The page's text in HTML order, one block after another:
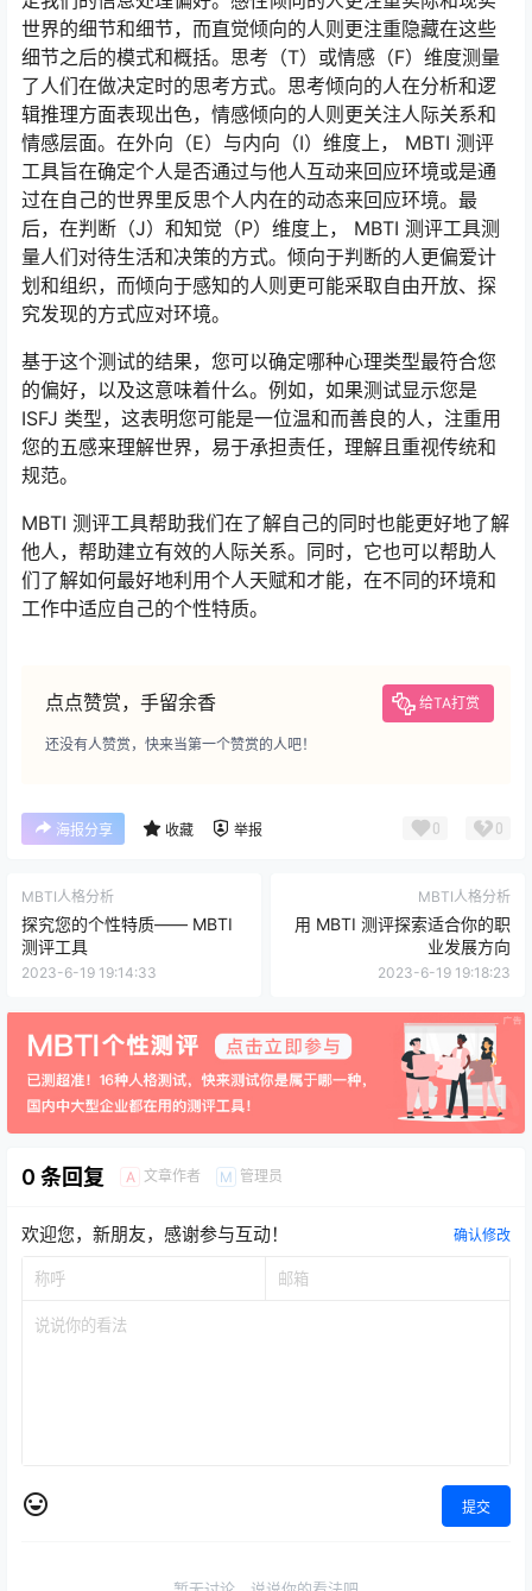
世界的细节和细节，而直觉倾向的人则更注重隐藏在这些
细节之后的模式和概括。思考（T）或情感（F）维度测量
了人们在做决定时的思考方式。思考倾向的人在分析和逻
辑推理方面表现出色，情感倾向的人则更关注人际关系和
情感层面。在外向（E）与内向（I）维度上， MBTI 测评
工具旨在确定个人是否通过与他人互动来回应环境或是通
过在自己的世界里反思个人内在的动态来回应环境。最
后，在判断（J）和知觉（P）维度上， MBTI 测评工具测
量人们对待生活和决策的方式。倾向于判断的人更偏爱计
划和组织，而倾向于感知的人则更可能采取自由开放、探
究发现的方式应对环境。
基于这个测试的结果，您可以确定哪种心理类型最符合您
的偏好，以及这意味着什么。例如，如果测试显示您是
ISFJ 类型，这表明您可能是一位温和而善良的人，注重用
您的五感来理解世界，易于承担责任，理解且重视传统和
规范。
MBTI 测评工具帮助我们在了解自己的同时也能更好地了解
他人，帮助建立有效的人际关系。同时，它也可以帮助人
们了解如何最好地利用个人天赋和才能，在不同的环境和
工作中适应自己的个性特质。
点点赞赏，手留余香 给TA打赏
还没有人赞赏，快来当第一个赞赏的人吧！
海报分享 收藏 举报 0 0
MBTI人格分析
探究您的个性特质—— MBTI
测评工具
2023-6-19 19:14:33
MBTI人格分析
用 MBTI 测评探索适合你的职
业发展方向
2023-6-19 19:18:23
0 条回复 A 文章作者 M 管理员
欢迎您，新朋友，感谢参与互动！ 确认修改
提交